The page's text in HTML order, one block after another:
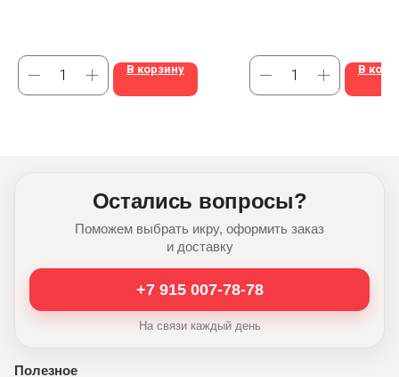
В корзину В
Остались вопросы?
Поможем выбрать икру, оформить заказ
и доставку
+7 915 007-78-78
На связи каждый день
Полезное